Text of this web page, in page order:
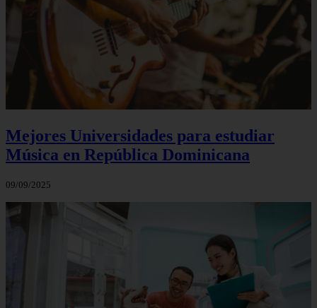
Mejores Universidades para estudiar
Música en República Dominicana
09/09/2025